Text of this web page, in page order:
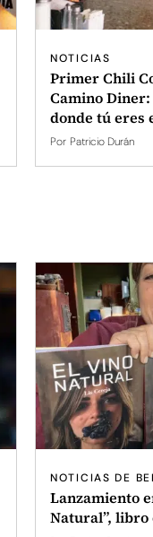
NOTICIAS
Primer Chili
Camino
donde tú eres
Por Patricio Durán
NOTICIAS DE
Lanzamiento
Natural”, libro